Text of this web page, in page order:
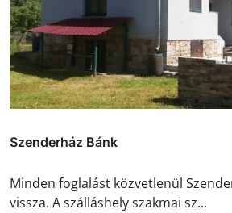
Szenderház Bánk
Minden foglalást közvetlenül
vissza. A szálláshely szakmai sz...